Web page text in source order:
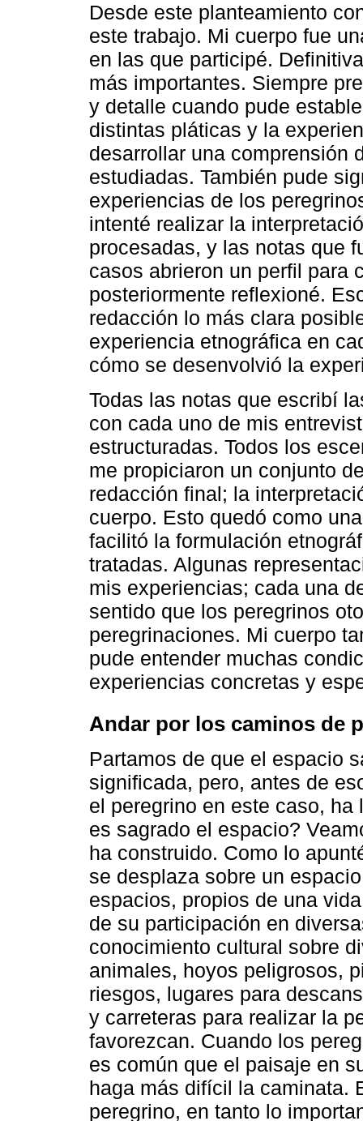
Desde este planteamiento
este trabajo. Mi cuerpo fue
en las que participé.
más importantes. Siempre
y detalle cuando pude
distintas pláticas y la
desarrollar una comprensión
estudiadas. También pude
experiencias de los
intenté realizar la
procesadas, y las notas que
casos abrieron un perfil para
posteriormente reflexioné.
redacción lo más clara
experiencia etnográfica en
cómo se desenvolvió la
Todas las notas que escribí
con cada uno de mis
estructuradas. Todos los
me propiciaron un conjunto
redacción final; la
cuerpo. Esto quedó como
facilitó la formulación
tratadas. Algunas
mis experiencias; cada una
sentido que los peregrinos
peregrinaciones. Mi cuerpo
pude entender muchas
experiencias concretas y
Andar por los caminos de
Partamos de que el espacio
significada, pero, antes de
el peregrino en este caso,
es sagrado el espacio?
ha construido. Como lo
se desplaza sobre un
espacios, propios de una
de su participación en
conocimiento cultural sobre
animales, hoyos peligrosos,
riesgos, lugares para
y carreteras para realizar la
favorezcan. Cuando los
es común que el paisaje en
haga más difícil la caminata.
peregrino, en tanto lo